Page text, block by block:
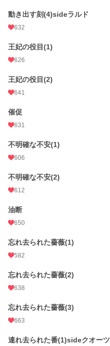
動き出す刻(4)sideラルド
632
王妃の役目(1)
626
王妃の役目(2)
641
催促
631
不明確な不安(1)
606
不明確な不安(2)
612
油断
650
忘れ去られた薔薇(1)
582
忘れ去られた薔薇(2)
638
忘れ去られた薔薇(3)
663
連れ去られた番(1)sideクオーツ